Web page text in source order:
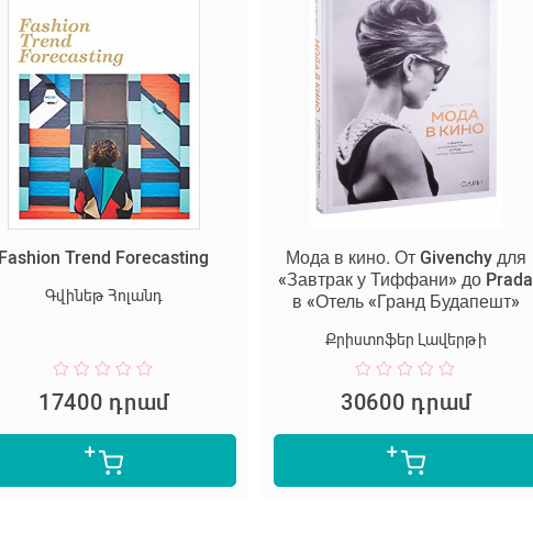
Fashion Trend Forecasting
Գվինեթ Հոլանդ
17400 դրամ
Мода в кино. От Givenchy для
«Завтрак у Тиффани» до Prada
в «Отель «Гранд Будапешт»
Քրիստոֆեր Լավերթի
30600 դրամ